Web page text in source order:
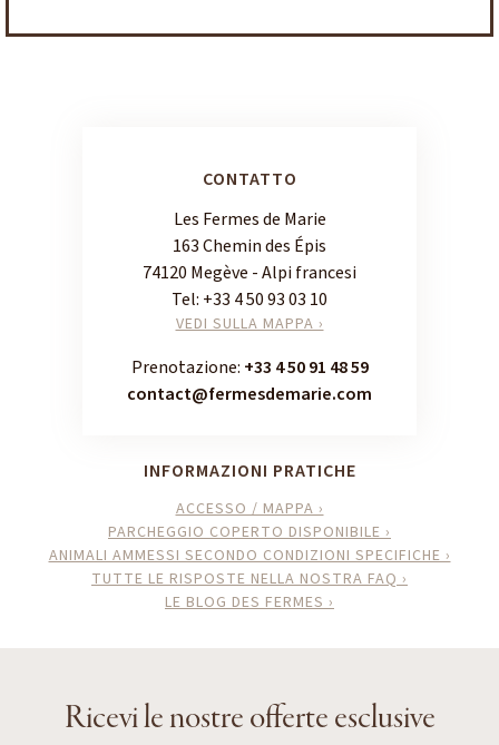
Ricevi le nostre offerte esclusive
CONTATTO
Les Fermes de Marie
163 Chemin des Épis
74120 Megève - Alpi francesi
Tel: +33 4 50 93 03 10
VEDI SULLA MAPPA ›
Prenotazione: +33 4 50 91 48 59
contact@fermesdemarie.com
INFORMAZIONI PRATICHE
ACCESSO / MAPPA ›
PARCHEGGIO COPERTO DISPONIBILE ›
ANIMALI AMMESSI SECONDO CONDIZIONI SPECIFICHE ›
TUTTE LE RISPOSTE NELLA NOSTRA FAQ ›
LE BLOG DES FERMES ›